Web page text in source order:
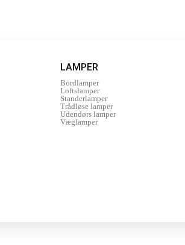
LAMPER
Bordlamper
Loftslamper
Standerlamper
Trådløse lamper
Udendørs lamper
Væglamper